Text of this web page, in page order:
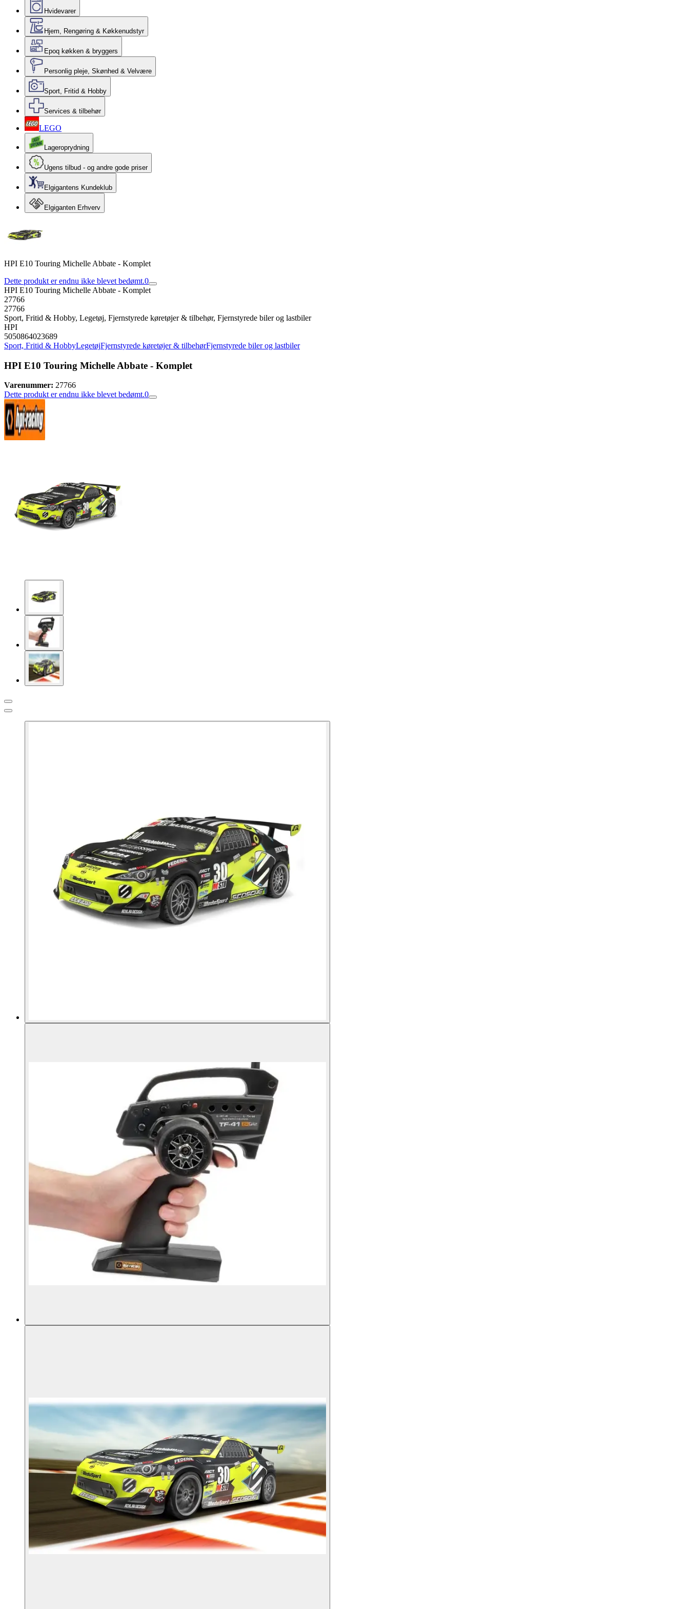
Hvidevarer
Hjem, Rengøring & Køkkenudstyr
Epoq køkken & bryggers
Personlig pleje, Skønhed & Velvære
Sport, Fritid & Hobby
Services & tilbehør
LEGO
Lageroprydning
Ugens tilbud - og andre gode priser
Elgigantens Kundeklub
Elgiganten Erhverv
HPI E10 Touring Michelle Abbate - Komplet
Dette produkt er endnu ikke blevet bedømt.0
HPI E10 Touring Michelle Abbate - Komplet
27766
27766
Sport, Fritid & Hobby, Legetøj, Fjernstyrede køretøjer & tilbehør, Fjernstyrede biler og lastbiler
HPI
5050864023689
Sport, Fritid & HobbyLegetøjFjernstyrede køretøjer & tilbehørFjernstyrede biler og lastbiler
HPI E10 Touring Michelle Abbate - Komplet
Varenummer: 27766
Dette produkt er endnu ikke blevet bedømt.0